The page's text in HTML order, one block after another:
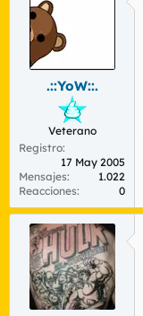
.::YoW::.
Veterano
Registro
17 May 2005
Mensajes
1.022
Reacciones
0